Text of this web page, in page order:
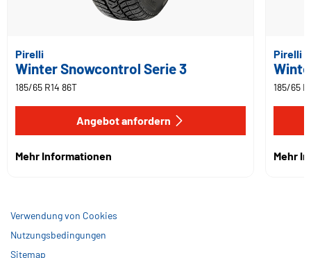
Pirelli
Winter Snowcontrol Serie 3
185/65 R14 86T
Angebot anfordern
Mehr Informationen
Pirelli
185/65
Mehr
Verwendung von Cookies
Nutzungsbedingungen
Sitemap